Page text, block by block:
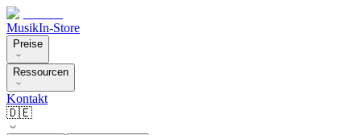
MusikIn-Store
Preise
Ressourcen
Kontakt
🇩🇪